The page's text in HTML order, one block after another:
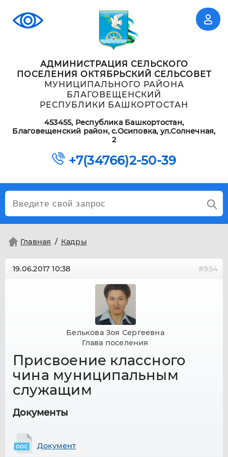
АДМИНИСТРАЦИЯ СЕЛЬСКОГО
ПОСЕЛЕНИЯ ОКТЯБРЬСКИЙ СЕЛЬСОВЕТ
МУНИЦИПАЛЬНОГО РАЙОНА
БЛАГОВЕЩЕНСКИЙ
РЕСПУБЛИКИ БАШКОРТОСТАН
453455, Республика Башкортостан,
Благовещенский район, с.Осиповка, ул.Солнечная,
2
+7(34766)2-50-39
Главная Кадры
19.06.201710:38 #954
Присвоение классного
чина муниципальным
служащим
Документы
Документ
Белькова Зоя Сергеевна
Глава поселения